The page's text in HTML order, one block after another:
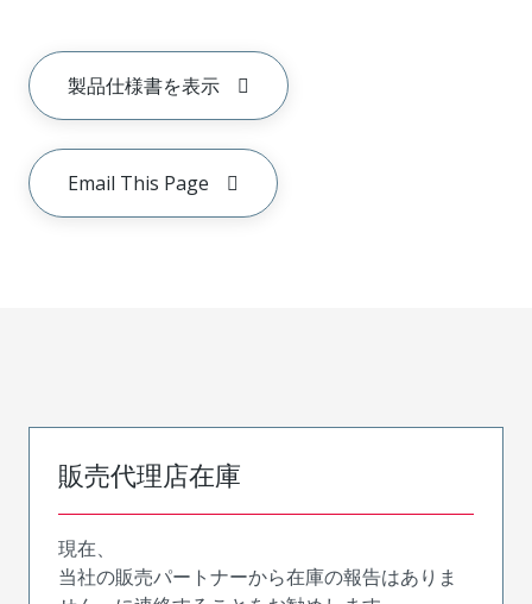
製品仕様書を表示
Email This Page
販売代理店在庫
現在、
当社の販売パートナーから在庫の報告はありま